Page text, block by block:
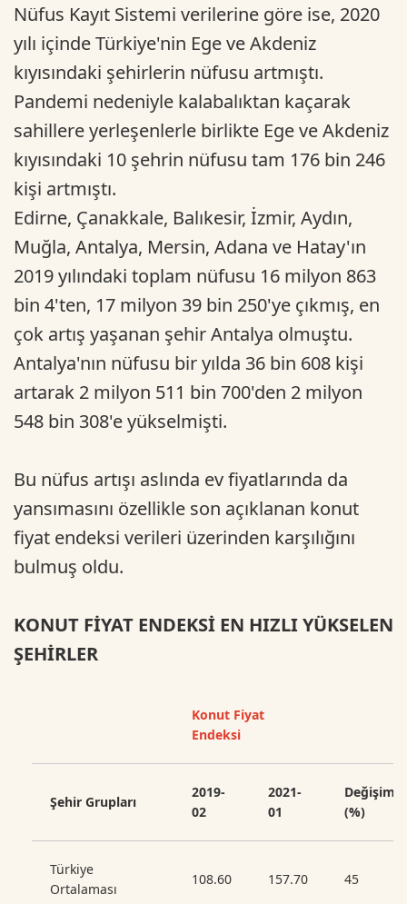
Nüfus Kayıt Sistemi verilerine göre ise, 2020
yılı içinde Türkiye'nin Ege ve Akdeniz
kıyısındaki şehirlerin nüfusu artmıştı.
Pandemi nedeniyle kalabalıktan kaçarak
sahillere yerleşenlerle birlikte Ege ve Akdeniz
kıyısındaki 10 şehrin nüfusu tam 176 bin 246
kişi artmıştı.
Edirne, Çanakkale, Balıkesir, İzmir, Aydın,
Muğla, Antalya, Mersin, Adana ve Hatay'ın
2019 yılındaki toplam nüfusu 16 milyon 863
bin 4'ten, 17 milyon 39 bin 250'ye çıkmış, en
çok artış yaşanan şehir Antalya olmuştu.
Antalya'nın nüfusu bir yılda 36 bin 608 kişi
artarak 2 milyon 511 bin 700'den 2 milyon
548 bin 308'e yükselmişti.
Bu nüfus artışı aslında ev fiyatlarında da
yansımasını özellikle son açıklanan konut
fiyat endeksi verileri üzerinden karşılığını
bulmuş oldu.
KONUT FİYAT ENDEKSİ EN HIZLI YÜKSELEN
ŞEHİRLER
Konut Fiyat
Endeksi
Şehir Grupları
2019-
02
2021-
01
Değişim
(%)
Türkiye
Ortalaması
108.60 157.70 45